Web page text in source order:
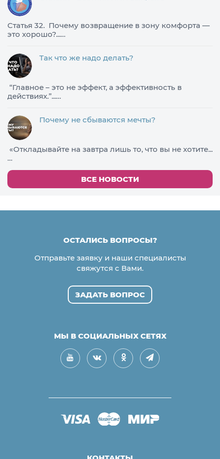
Статья 32. Почему возвращение в зону комфорта —
это хорошо?...…
Так что же надо делать?
​“Главное – это не эффект, а эффективность в
действиях.”...…
Почему не сбываются мечты?
«Откладывайте на завтра лишь то, что вы не хотите...
…
ВСЕ НОВОСТИ
ОСТАЛИСЬ ВОПРОСЫ?
Отправьте заявку и наши специалисты
свяжутся с Вами.
ЗАДАТЬ ВОПРОС
МЫ В СОЦИАЛЬНЫХ СЕТЯХ